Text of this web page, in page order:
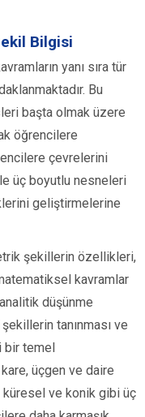
Bilgisi
yanı sıra tür
Bu
başta olmak üzere
öğrencilere
çevrelerini
üç boyutlu nesneleri
geliştirmelerine
şekillerin özellikleri,
kavramlar
düşünme
tanınması ve
bir temel
üçgen ve daire
ve konik gibi üç